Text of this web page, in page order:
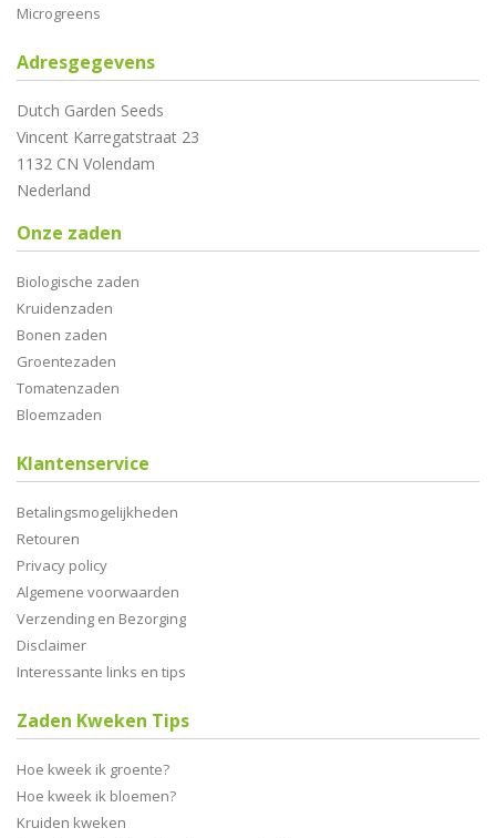
Microgreens
Adresgegevens
Dutch Garden Seeds
Vincent Karregatstraat 23
1132 CN Volendam
Nederland
Onze zaden
Biologische zaden
Kruidenzaden
Bonen zaden
Groentezaden
Tomatenzaden
Bloemzaden
Klantenservice
Betalingsmogelijkheden
Retouren
Privacy policy
Algemene voorwaarden
Verzending en Bezorging
Disclaimer
Interessante links en tips
Zaden Kweken Tips
Hoe kweek ik groente?
Hoe kweek ik bloemen?
Kruiden kweken